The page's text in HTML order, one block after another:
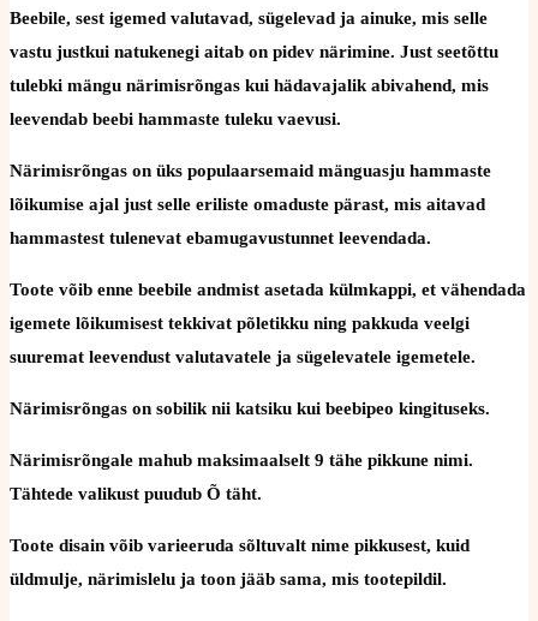
Beebile, sest igemed valutavad, sügelevad ja ainuke, mis selle
vastu justkui natukenegi aitab on pidev närimine. Just seetõttu
tulebki mängu närimisrõngas kui hädavajalik abivahend, mis
leevendab beebi hammaste tuleku vaevusi.
Närimisrõngas on üks populaarsemaid mänguasju hammaste
lõikumise ajal just selle eriliste omaduste pärast, mis aitavad
hammastest tulenevat ebamugavustunnet leevendada.
Toote võib enne beebile andmist asetada külmkappi, et vähendada
igemete lõikumisest tekkivat põletikku ning pakkuda veelgi
suuremat leevendust valutavatele ja sügelevatele igemetele.
Närimisrõngas on sobilik nii katsiku kui beebipeo kingituseks.
Närimisrõngale mahub maksimaalselt 9 tähe pikkune nimi.
Tähtede valikust puudub Õ täht.
Toote disain võib varieeruda sõltuvalt nime pikkusest, kuid
üldmulje, närimislelu ja toon jääb sama, mis tootepildil.